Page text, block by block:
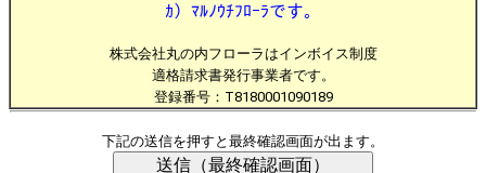
ｶ）ﾏﾙﾉｳﾁﾌﾛｰﾗです。
株式会社丸の内フローラはインボイス制度
適格請求書発行事業者です。
登録番号：T8180001090189
下記の送信を押すと最終確認画面が出ます。